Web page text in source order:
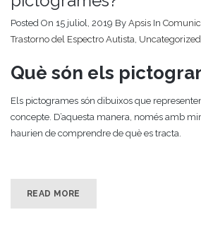
Posted On 15 juliol, 2019 By Apsis In
Trastorno del Espectro Autista
Què són els
Els pictogrames són dibuixos que
concepte. D’aquesta manera, només amb
haurien de comprendre de què es tracta.
READ MORE